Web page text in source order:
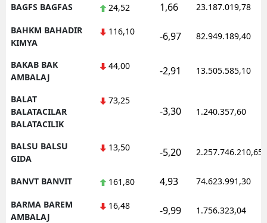
BAGFS BAGFAS 24,52 1,66 23.187.019,78
BAHKM BAHADIR
KIMYA
116,10 -6,97 82.949.189,40
BAKAB BAK
AMBALAJ
44,00 -2,91 13.505.585,10
BALAT
BALATACILAR
BALATACILIK
73,25
-3,30 1.240.357,60
BALSU BALSU
GIDA
13,50 -5,20 2.257.746.210,65
BANVT BANVIT 161,80 4,93 74.623.991,30
BARMA BAREM
AMBALAJ
16,48 -9,99 1.756.323,04